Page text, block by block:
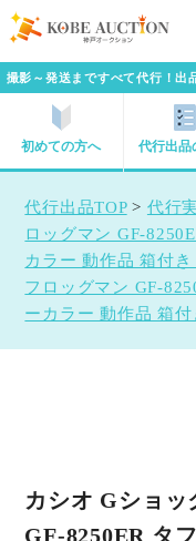
撮影～発送まですべて代行！出
初めての方へ 代行出品
代行出品TOP> 代行
ロッグマン GF-
カラー 動作品 箱付き
フロッグマン GF-
ーカラー 動作品 箱付
カシオ Gショッ
GF-8250ER タ